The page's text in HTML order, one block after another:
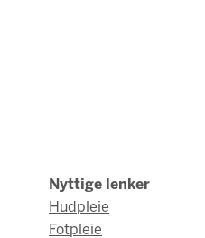
Nyttige lenker
Hudpleie
Fotpleie